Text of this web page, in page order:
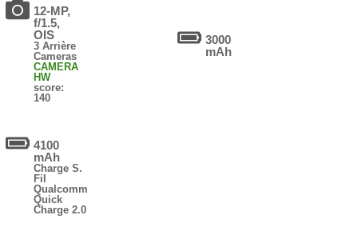
12-MP,
f/1.5,
OIS
3 Arrière
Cameras
CAMERA
HW
score:
140
4100
mAh
Charge S.
Fil
Qualcomm
Quick
Charge 2.0
3000
mAh